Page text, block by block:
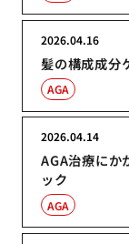
髪の構成成分
2026.04.16
AGA
AGA治療にか
ック
2026.04.14
AGA